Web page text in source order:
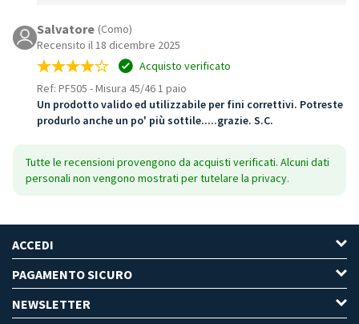
Salvatore (Como)
Recensito il 18 dicembre 2025
Acquisto verificato
Ref: PF505 -Misura 45/46 1 paio
Un prodotto valido ed utilizzabile per fini correttivi. Potreste
produrlo anche un po' più sottile.....grazie. S.C.
Tutte le recensioni provengono da acquisti verificati. Alcuni dati
personali non vengono mostrati per tutelare la privacy.
ACCEDI
PAGAMENTO SICURO
NEWSLETTER